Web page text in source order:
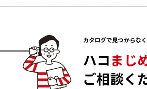
カタログで見つからな
ハコまじ
ご相談く